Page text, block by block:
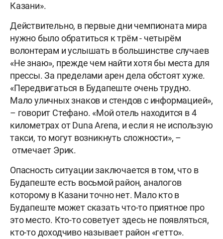
Казани».
Действительно, в первые дни чемпионата мира
нужно было обратиться к трём - четырём
волонтерам и услышать в большинстве случаев
«Не знаю», прежде чем найти хотя бы места для
прессы. За пределами арен дела обстоят хуже.
«Передвигаться в Будапеште очень трудно.
Мало уличных знаков и стендов с информацией»,
– говорит Стефано. «Мой отель находится в 4
километрах от Duna Arena, и если я не использую
такси, то могут возникнуть сложности», –
отмечает Эрик.
Опасность ситуации заключается в том, что в
Будапеште есть восьмой район, аналогов
которому в Казани точно нет. Мало кто в
Будапеште может сказать что-то приятное про
это место. Кто-то советует здесь не появляться,
кто-то доходчиво называет район «гетто».